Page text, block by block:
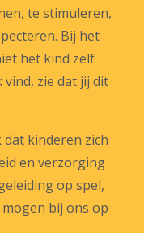
te stimuleren,
Bij het
het kind zelf
zie dat jij dit
kinderen zich
en verzorging
op spel,
bij ons op